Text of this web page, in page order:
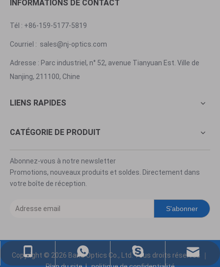
+86-159-5177-5819
WhatsApp
+86 15951775819
ventes@nj-optics.com
INFORMATIONS DE CONTACT
Tél : +86-159-5177-5819
Courriel : sales@nj-optics.com
Adresse : Parc industriel, n° 52, avenue Tianyuan Est. Ville de
Nanjing, 211100, Chine
LIENS RAPIDES
CATÉGORIE DE PRODUIT
Abonnez-vous à notre newsletter
Promotions, nouveaux produits et soldes. Directement dans
votre boîte de réception.
S'abonner
Copyright © 2026 Band Optics Co., Ltd. Tous droits réservés ｜